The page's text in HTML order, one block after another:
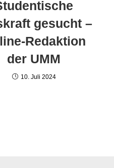
gesucht –
Redaktion
der UMM
10. Juli 2024